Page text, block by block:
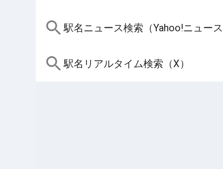
駅名ニュース検索（Yahoo!ニュー
駅名リアルタイム検索（X）